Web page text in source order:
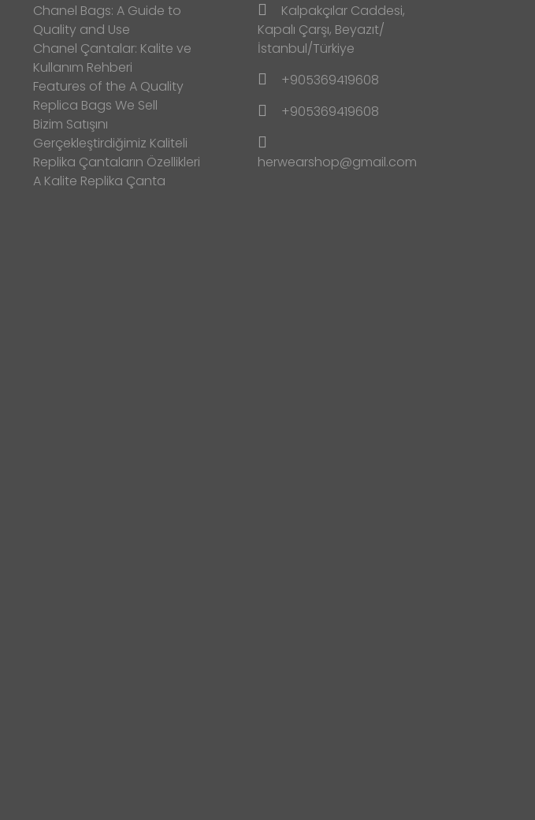
Chanel Bags: A Guide to
Quality and Use
Chanel Çantalar: Kalite ve
Kullanım Rehberi
Features of the A Quality
Replica Bags We Sell
Bizim Satışını
Gerçekleştirdiğimiz Kaliteli
Replika Çantaların Özellikleri
A Kalite Replika Çanta
Kalpakçılar Caddesi,
Kapalı Çarşı, Beyazıt/
İstanbul/Türkiye
+905369419608
+905369419608
herwearshop@gmail.com